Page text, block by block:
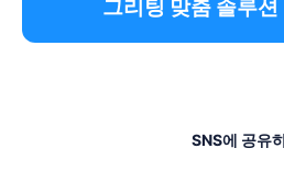
그리팅 맞춤 솔루
SNS에 공유